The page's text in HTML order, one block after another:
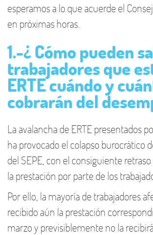
esperamos a lo que acuerde el
en próximas horas.
1.-¿ Cómo pueden
trabajadores que
ERTE cuándo y
cobrarán del
La avalancha de ERTE presentados
ha provocado el colapso burocrático
del SEPE, con el consiguiente
la prestación por parte de los
Por ello, la mayoría de trabajadores
recibido aún la prestación
marzo y previsiblemente no la